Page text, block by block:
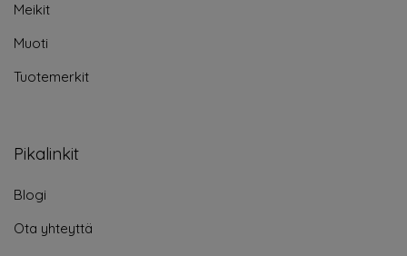
Meikit
Muoti
Tuotemerkit
Pikalinkit
Blogi
Ota yhteyttä